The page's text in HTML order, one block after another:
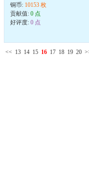
铜币: 10153 枚
贡献值: 0 点
好评度: 0 点
<< 13 14 15 16 17 18 19 20